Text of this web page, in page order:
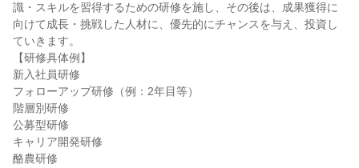
識・スキルを習得するための研修を施し、その後は、成果獲得に
向けて成長・挑戦した人材に、優先的にチャンスを与え、投資し
ていきます。
【研修具体例】
新入社員研修
フォローアップ研修（例：2年目等）
階層別研修
公募型研修
キャリア開発研修
酪農研修